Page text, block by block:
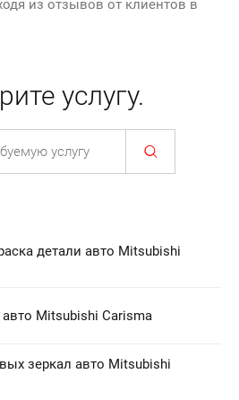
из отзывов от клиентов в
услугу.
детали авто Mitsubishi
Mitsubishi Carisma
зеркал авто Mitsubishi